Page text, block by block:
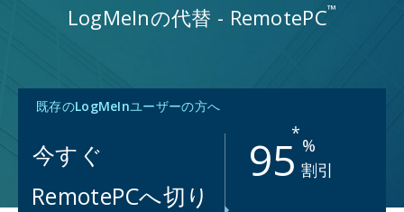
LogMeInの代替 - RemotePC™
既存のLogMeInユーザーの方へ
今すぐ
RemotePCへ切り
95*
%
割引